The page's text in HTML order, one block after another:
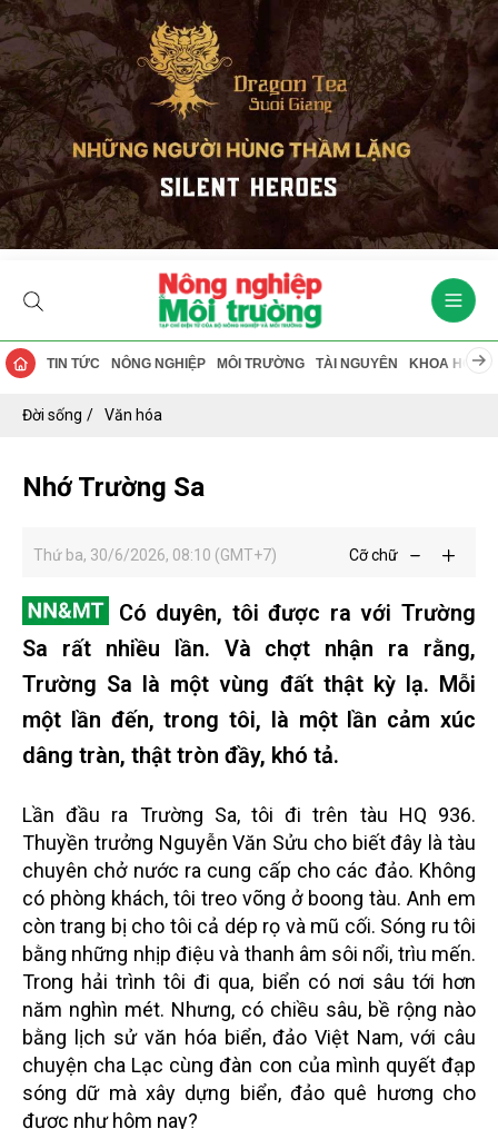
TIN TỨC NÔNG NGHIỆP MÔI TRƯỜNG TÀI NGUYÊN KHOA HỌC
Đời sống Văn hóa
Nhớ Trường Sa
Thứ ba, 30/6/2026, 08:10 (GMT+7) Cỡ chữ
Có duyên, tôi được ra với Trường
Sa rất nhiều lần. Và chợt nhận ra rằng,
Trường Sa là một vùng đất thật kỳ lạ. Mỗi
một lần đến, trong tôi, là một lần cảm xúc
dâng tràn, thật tròn đầy, khó tả.
Lần đầu ra Trường Sa, tôi đi trên tàu HQ 936.
Thuyền trưởng Nguyễn Văn Sửu cho biết đây là tàu
chuyên chở nước ra cung cấp cho các đảo. Không
có phòng khách, tôi treo võng ở boong tàu. Anh em
còn trang bị cho tôi cả dép rọ và mũ cối. Sóng ru tôi
bằng những nhịp điệu và thanh âm sôi nổi, trìu mến.
Trong hải trình tôi đi qua, biển có nơi sâu tới hơn
năm nghìn mét. Nhưng, có chiều sâu, bề rộng nào
bằng lịch sử văn hóa biển, đảo Việt Nam, với câu
chuyện cha Lạc cùng đàn con của mình quyết đạp
sóng dữ mà xây dựng biển, đảo quê hương cho
được như hôm nay?